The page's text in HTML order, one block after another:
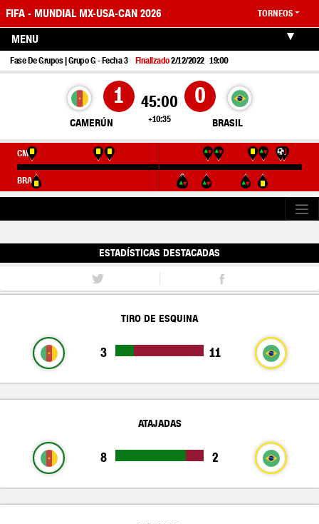
FIFA - MUNDIAL MX-USA-CAN 2026 TORNEOS
MENU
Fase De Grupos | Grupo G - Fecha 3 Finalizado2/12/2022 19:00
CAMERÚN
1 45:00
+10:35
0
BRASIL
CMR
BRA
ESTADÍSTICAS DESTACADAS
TIRO DE ESQUINA
3 11
ATAJADAS
8 2